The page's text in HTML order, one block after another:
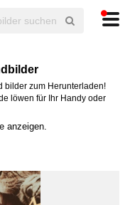
bilder zum Herunterladen!
löwen für Ihr Handy oder
anzeigen.